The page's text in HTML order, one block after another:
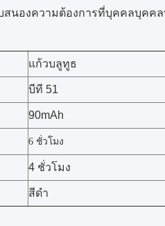
สนองความต้องการที่บุคคลบุคค
แก้วบลูทูธ
บีที 51
90mAh
6 ชั่วโมง
4 ชั่วโมง
สีดํา